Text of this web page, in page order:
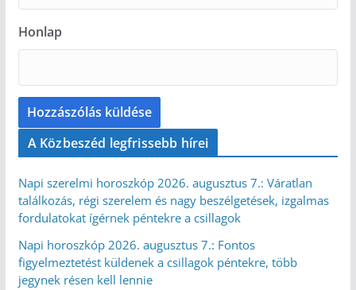
Honlap
A Közbeszéd legfrissebb hírei
Napi szerelmi horoszkóp 2026. augusztus 7.: Váratlan
találkozás, régi szerelem és nagy beszélgetések, izgalmas
fordulatokat ígérnek péntekre a csillagok
Napi horoszkóp 2026. augusztus 7.: Fontos
figyelmeztetést küldenek a csillagok péntekre, több
jegynek résen kell lennie